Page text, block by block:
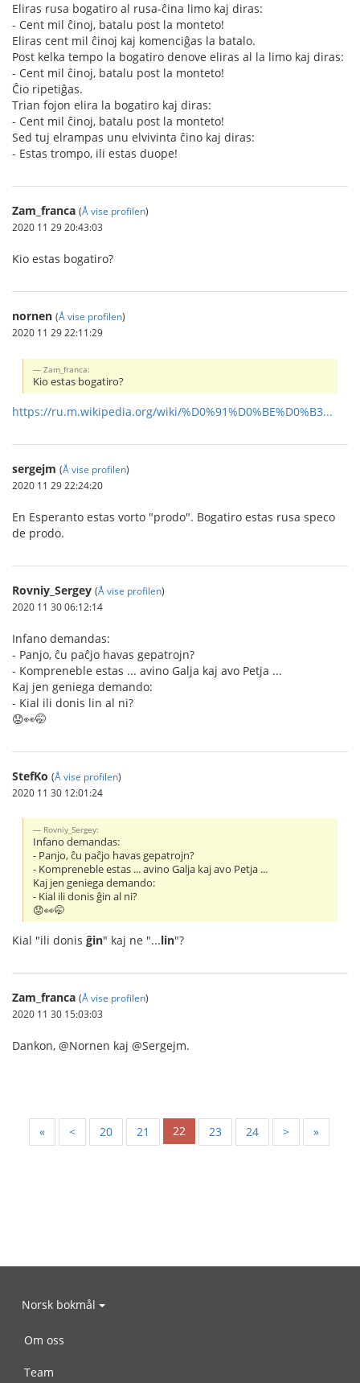
Eliras rusa bogatiro al rusa-ĉina limo kaj diras:
- Cent mil ĉinoj, batalu post la monteto!
Eliras cent mil ĉinoj kaj komenciĝas la batalo.
Post kelka tempo la bogatiro denove eliras al la limo kaj diras:
- Cent mil ĉinoj, batalu post la monteto!
Ĉio ripetiĝas.
Trian fojon elira la bogatiro kaj diras:
- Cent mil ĉinoj, batalu post la monteto!
Sed tuj elrampas unu elvivinta ĉino kaj diras:
- Estas trompo, ili estas duope!
Zam_franca (Å vise profilen)
2020 11 29 20:43:03
Kio estas bogatiro?
nornen (Å vise profilen)
2020 11 29 22:11:29
Zam_franca:
Kio estas bogatiro?
https://ru.m.wikipedia.org/wiki/%D0%91%D0%BE%D0%B3...
sergejm (Å vise profilen)
2020 11 29 22:24:20
En Esperanto estas vorto "prodo". Bogatiro estas rusa speco
de prodo.
Rovniy_Sergey (Å vise profilen)
2020 11 30 06:12:14
Infano demandas:
- Panjo, ĉu paĉjo havas gepatrojn?
- Kompreneble estas ... avino Galja kaj avo Petja ...
Kaj jen geniega demando:
- Kial ili donis lin al ni?
😟👀🤭
StefKo (Å vise profilen)
2020 11 30 12:01:24
Rovniy_Sergey:
Infano demandas:
- Panjo, ĉu paĉjo havas gepatrojn?
- Kompreneble estas ... avino Galja kaj avo Petja ...
Kaj jen geniega demando:
- Kial ili donis ĝin al ni?
😟👀🤭
Kial "ili donis ĝin" kaj ne "...lin"?
Zam_franca (Å vise profilen)
2020 11 30 15:03:03
Dankon, @Nornen kaj @Sergejm.
« < 20 21 22 23 24 > »
Norsk bokmål
Om oss
Team